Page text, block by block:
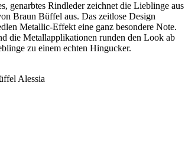
genarbtes Rindleder zeichnet die Lieblinge aus
Braun Büffel aus. Das zeitlose Design
Metallic-Effekt eine ganz besondere Note.
die Metallapplikationen runden den Look ab
zu einem echten Hingucker.
Alessia